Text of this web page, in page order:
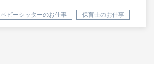
ベビーシッターのお仕事 保育士のお仕事